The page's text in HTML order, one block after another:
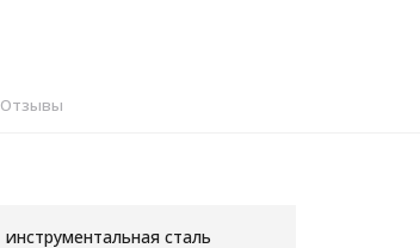
Отзывы
инструментальная сталь